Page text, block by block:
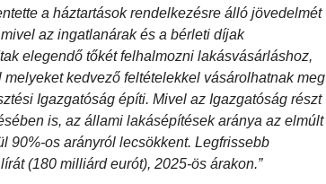
a háztartások rendelkezésre álló jövedelmét
az ingatlanárak és a bérleti díjak
elegendő tőkét felhalmozni lakásvásárláshoz,
kedvező feltételekkel vásárolhatnak meg
Igazgatóság építi. Mivel az Igazgatóság részt
is, az állami lakásépítések aránya az elmúlt
90%-os arányról lecsökkent. Legfrissebb
(180 milliárd eurót), 2025-ös árakon.”